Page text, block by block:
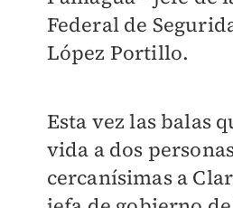
Federal de
López Portillo.
Esta vez las balas
vida a dos
cercanísimas a